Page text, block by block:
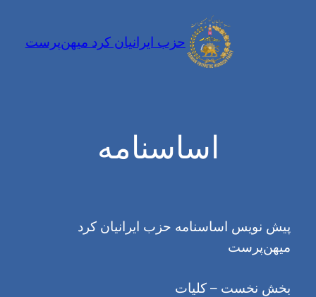
حزب ایرانیان کرد میهن‌پرست
اساسنامه
پیش نویس اساسنامه حزب ایرانیان کرد
میهن‌پرست
بخش نخست – کلیات